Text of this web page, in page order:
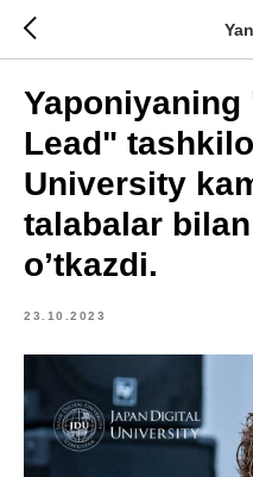
Yaponiyaning
Lead"
University
talabalar
o’tkazdi.
23.10.2023